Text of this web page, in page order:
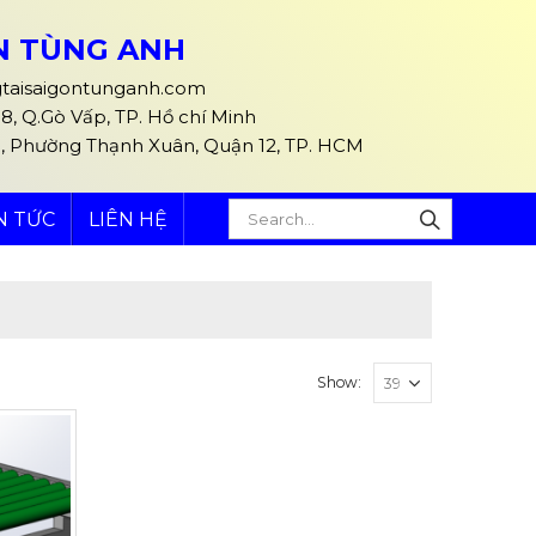
TÙNG ANH
Q.Gò Vấp, TP. Hồ chí Minh
Thạnh Xuân, Quận 12, TP. HCM
TỨC LIÊN HỆ
Show: